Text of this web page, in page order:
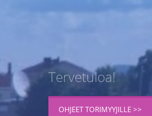
Tervetuloa!
OHJEET TORIMYYJILLE >>